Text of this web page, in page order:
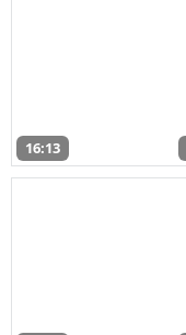
16:13